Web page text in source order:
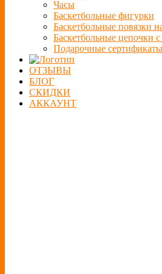
Часы
Баскетбольные фигурки
Баскетбольные повязки
Баскетбольные цепочки с
Подарочные сертификаты
ОТЗЫВЫ
БЛОГ
СКИДКИ
АККАУНТ